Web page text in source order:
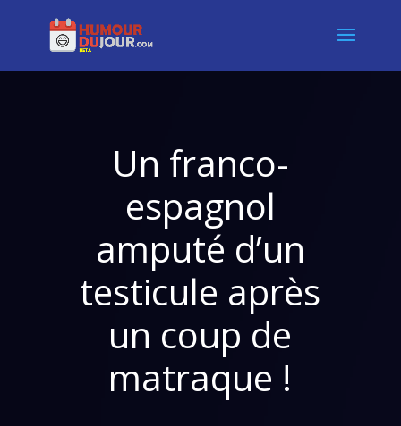
Un franco-
espagnol
amputé d’un
testicule après
un coup de
matraque !